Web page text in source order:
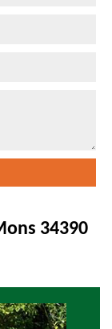
34390